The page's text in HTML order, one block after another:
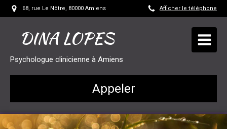
68, rue Le Nôtre, 80000 Amiens Afficher le téléphone
DINA LOPES
Psychologue clinicienne à Amiens
Appeler